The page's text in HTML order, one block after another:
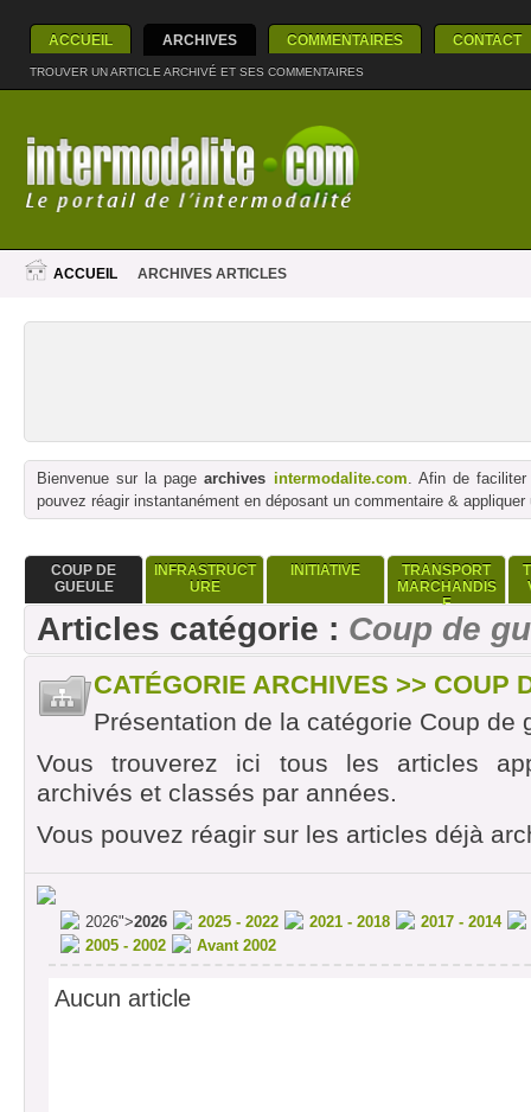
ACCUEIL ARCHIVES COMMENTAIRES CONTACT
TROUVER UN ARTICLE ARCHIVÉ ET SES COMMENTAIRES
ACCUEIL ARCHIVES ARTICLES
Bienvenue sur la pagearchives intermodalite.com. Afin de
pouvez réagir instantanément en déposant un commentaire & appliquer
COUP DE
GUEULE
INFRASTRUCT
URE
INITIATIVE
TRANSPORT
MARCHANDIS
E
Articles catégorie : Coup de
CATÉGORIE ARCHIVES >> COUP
Présentation de la catégorie Coup de
Vous trouverez ici tous les articles
archivés et classés par années.
Vous pouvez réagir sur les articles déjà
2026">2026 2025 - 2022 2021 - 2018
2017 - 2014
2005 - 2002
Avant 2002
Aucun article